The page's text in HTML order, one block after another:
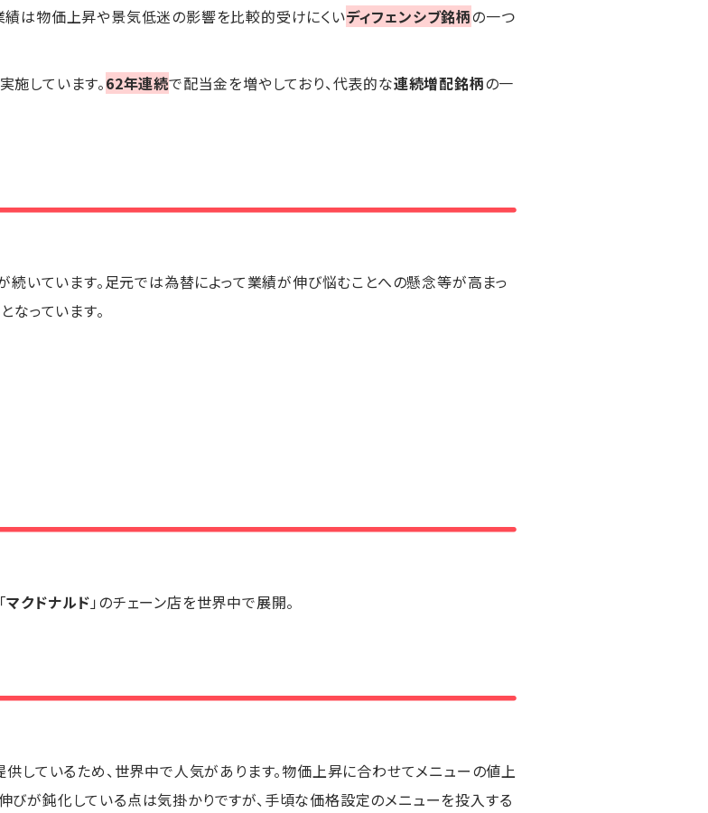
績は物価上昇や景気低迷の影響を比較的受けにくいディフェンシブ銘柄の一つ
しています。62年連続で配当金を増やしており、代表的な連続増配銘柄の一
続いています。足元では為替によって業績が伸び悩むことへの懸念等が高まっ
っています。
マクドナルド 」のチェーン店を世界中で展開。
供しているため、世界中で人気があります。物価上昇に合わせてメニューの値上
びが鈍化している点は気掛かりですが、手頃な価格設定のメニューを投入する